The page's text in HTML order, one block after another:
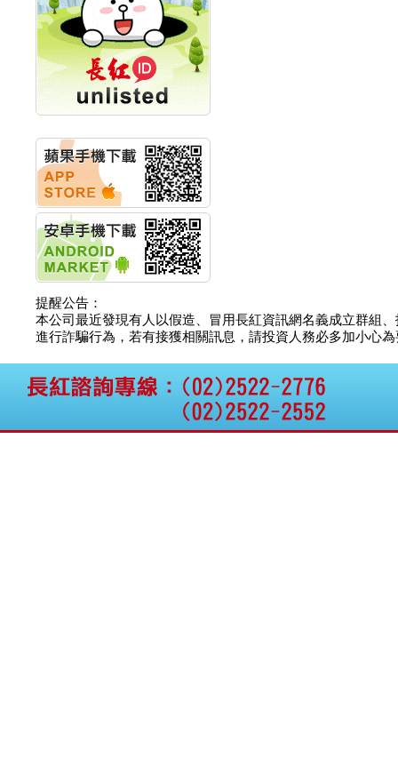
明緯企業:明緯永續科技
競賽 以電源驅動善的力
量
秀育企業:秀育SHO-U儲
能系統 獲國內首張CNS
認證
聯博投信:聯博00404A
華旭先進:代重要子公司
碩通散熱股份有限公司
公告董事會通過發言人
及代理發
華旭先進:代重要子公司
碩通散熱股份有限公司
公告董事會決議發行員
工認股權
華旭先進:代重要子公司
公告董事會追認113年
向關係
華旭先進:代重要子公司
公告向關係人取得使用
權資產
仁新醫藥:代重要子公司
BeliteBio,Inc公告受邀參
提醒公告：
本公司最近發現有人以假造、冒用長紅資訊網名義成立群組
進行詐騙行為，若有接獲相關訊息，請投資人務必多加小心